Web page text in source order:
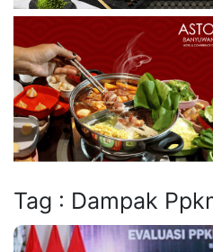
Tag : Dampak